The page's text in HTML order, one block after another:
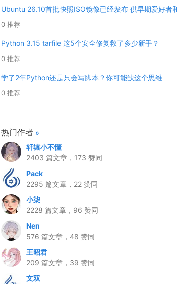
Ubuntu 26.10首批快照ISO镜像已经发布 供早期爱好者
0 推荐
Python 3.15 tarfile 这5个安全修复救了多少新手？
0 推荐
学了2年Python还是只会写脚本？你可能缺这个思维
0 推荐
热门作者 »
轩辕小不懂
2403 篇文章，173 赞同
Pack
2295 篇文章，22 赞同
小柒
2228 篇文章，96 赞同
Nen
576 篇文章，48 赞同
王昭君
209 篇文章，39 赞同
文双